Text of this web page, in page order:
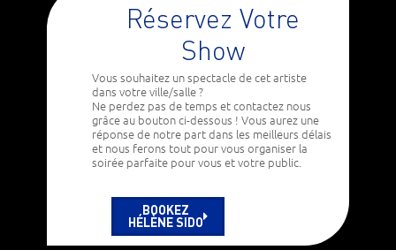
Réservez Votre
Show
Vous souhaitez un spectacle de cet artiste
dans votre ville/salle ?
Ne perdez pas de temps et contactez nous
grâce au bouton ci-dessous ! Vous aurez une
réponse de notre part dans les meilleurs délais
et nous ferons tout pour vous organiser la
soirée parfaite pour vous et votre public.
BOOKEZ
HÉLÈNE SIDO